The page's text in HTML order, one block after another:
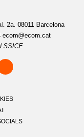
2a. 08011 Barcelona
ecom@ecom.cat